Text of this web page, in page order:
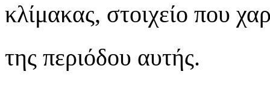
κλίμακας, στοιχείο που
της περιόδου αυτής.